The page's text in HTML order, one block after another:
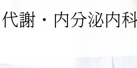
代謝・内分泌内